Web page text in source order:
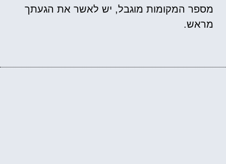
מספר המקומות מוגבל, יש לאשר את הגעתך
מראש.